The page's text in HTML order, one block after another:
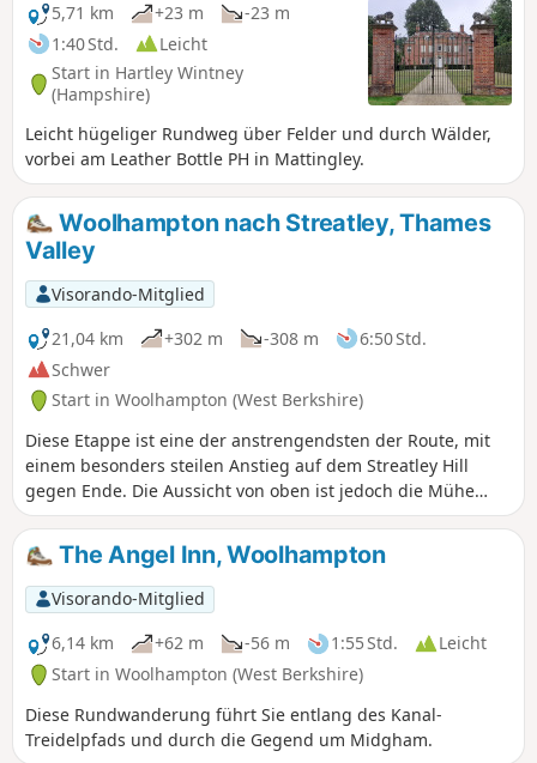
5,71 km
+23 m
-23 m
1:40 Std.
Leicht
Start in Hartley Wintney
(Hampshire)
Leicht hügeliger Rundweg über Felder und durch Wälder,
vorbei am Leather Bottle PH in Mattingley.
Woolhampton nach Streatley, Thames
Valley
Visorando-Mitglied
21,04 km
+302 m -308 m
6:50 Std.
Schwer
Start in Woolhampton (West Berkshire)
Diese Etappe ist eine der anstrengendsten der Route, mit
einem besonders steilen Anstieg auf dem Streatley Hill
gegen Ende. Die Aussicht von oben ist jedoch die Mühe
wert. Das Ende der Etappe ist mit einem sehr steilen
Anstieg auf dem Streatley Hill ziemlich anspruchsvoll.
Unterwegs können Sie Folgendes genießen: Kanalboote,
einen ländlichen Friedhof, Wölfe, die Geschichte hinter dem
Namen „Tutts Clump”, blaue Teiche und Brunnenkresse-
Beete, Glockenblumen, Lämmer, alte Erdwerke, seltene
Kreidefelsen und Hügel mit beeindruckender Aussicht.
The Angel Inn, Woolhampton
Visorando-Mitglied
6,14 km
+62 m -56 m 1:55 Std.
Leicht
Start in Woolhampton (West Berkshire)
Diese Rundwanderung führt Sie entlang des Kanal-
Treidelpfads und durch die Gegend um Midgham.